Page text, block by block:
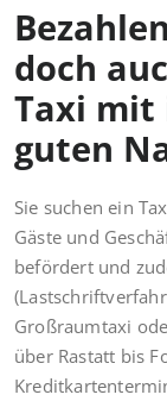
doch
Taxi mit
guten
Sie suchen ein
Gäste und
befördert und
Großraumtaxi
über Rastatt bis